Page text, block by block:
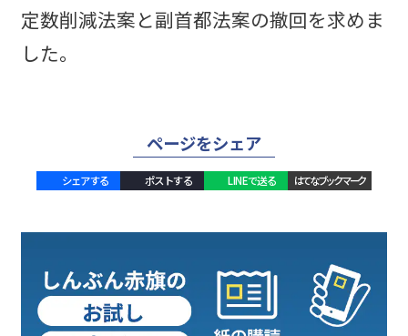
定数削減法案と副首都法案の撤回を求めま
した。
ページをシェア
シェアする ポストする LINEで送る はてなブックマーク